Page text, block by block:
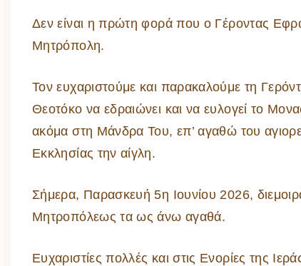
Δεν είναι η πρώτη φορά που ο Γέροντας
Μητρόπολη.
Τον ευχαριστούμε και παρακαλούμε τη
Θεοτόκο να εδραιώνει και να ευλογεί το
ακόμα στη Μάνδρα Του, επ’ αγαθώ του
Εκκλησίας την αίγλη.
Σήμερα, Παρασκευή 5η Ιουνίου 2026,
Μητροπόλεως τα ως άνω αγαθά.
Ευχαριστίες πολλές και στις Ενορίες της